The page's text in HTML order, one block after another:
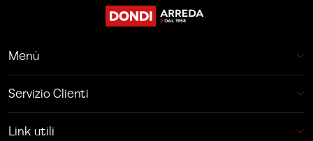
Menù
Servizio Clienti
Link utili